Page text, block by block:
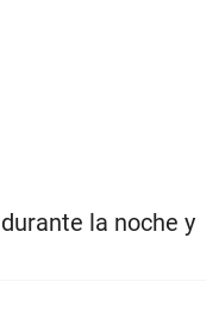
la noche y